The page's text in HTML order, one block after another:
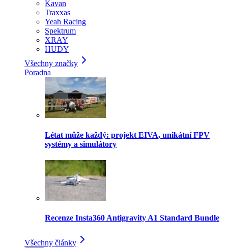
Kavan
Traxxas
Yeah Racing
Spektrum
XRAY
HUDY
Všechny značky
Poradna
Létat může každý: projekt EIVA, unikátní FPV
systémy a simulátory
Recenze Insta360 Antigravity A1 Standard Bundle
Všechny články